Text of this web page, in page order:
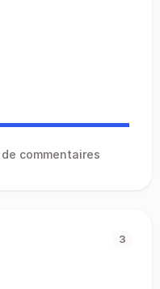
de commentaires
3